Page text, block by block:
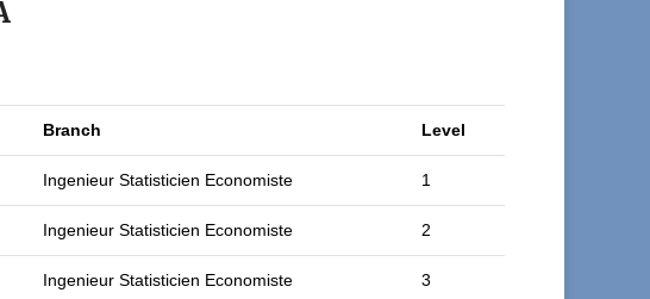
Branch Level
Ingenieur Statisticien Economiste 1
Ingenieur Statisticien Economiste 2
Ingenieur Statisticien Economiste 3